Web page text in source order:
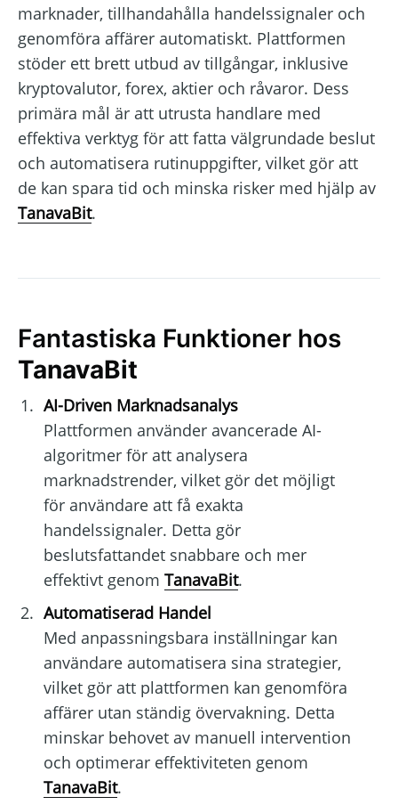
marknader, tillhandahålla handelssignaler och
genomföra affärer automatiskt. Plattformen
stöder ett brett utbud av tillgångar, inklusive
kryptovalutor, forex, aktier och råvaror. Dess
primära mål är att utrusta handlare med
effektiva verktyg för att fatta välgrundade beslut
och automatisera rutinuppgifter, vilket gör att
de kan spara tid och minska risker med hjälp av
TanavaBit.
Fantastiska Funktioner hos
TanavaBit
AI-Driven Marknadsanalys
Plattformen använder avancerade AI-
algoritmer för att analysera
marknadstrender, vilket gör det möjligt
för användare att få exakta
handelssignaler. Detta gör
beslutsfattandet snabbare och mer
effektivt genom TanavaBit.
Automatiserad Handel
Med anpassningsbara inställningar kan
användare automatisera sina strategier,
vilket gör att plattformen kan genomföra
affärer utan ständig övervakning. Detta
minskar behovet av manuell intervention
och optimerar effektiviteten genom
TanavaBit.